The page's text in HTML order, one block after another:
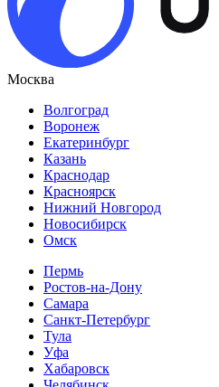
Москва
Волгоград
Воронеж
Екатеринбург
Казань
Краснодар
Красноярск
Нижний Новгород
Новосибирск
Омск
Пермь
Ростов-на-Дону
Самара
Санкт-Петербург
Тула
Уфа
Хабаровск